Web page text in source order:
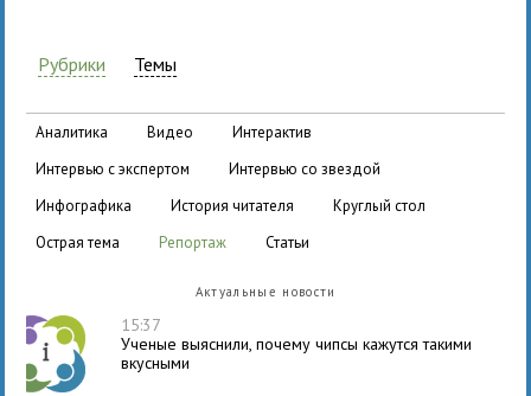
Рубрики Темы
аналитика видео
интерактив
интервью с экспертом
интервью со звездой
инфографика
история читателя
круглый стол
острая тема
репортаж статьи
Актуальные новости
15:37
Ученые выяснили, почему чипсы кажутся такими
вкусными